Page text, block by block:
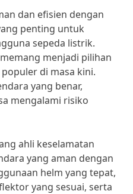
dan efisien dengan
penting untuk
sepeda listrik.
memang menjadi pilihan
di masa kini.
yang benar,
mengalami risiko
ahli keselamatan
yang aman dengan
helm yang tepat,
yang sesuai, serta